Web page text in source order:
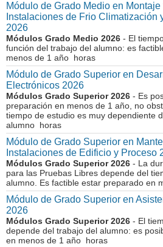
Módulo de Grado Medio en
Instalaciones de Frio Climatización
2026
Módulos Grado Medio 2026 - El
función del trabajo del alumno: es
menos de 1 año horas
Módulo de Grado Superior en
Electrónicos 2026
Módulos Grado Superior 2026 - Es
preparación en menos de 1 año, no
tiempo de estudio es muy dependiente
alumno horas
Módulo de Grado Superior en
Instalaciones de Edificio y Proceso
Módulos Grado Superior 2026 - La
para las Pruebas Libres depende del
alumno. Es factible estar preparado en
Módulo de Grado Superior en
2026
Módulos Grado Superior 2026 - El
depende del trabajo del alumno: es
en menos de 1 año horas